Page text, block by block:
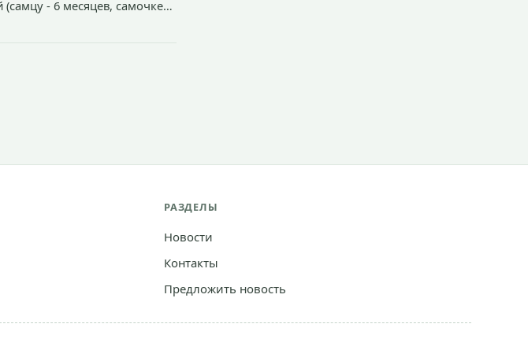
- 6 месяцев, самочке
РАЗДЕЛЫ
Новости
Контакты
Предложить новость